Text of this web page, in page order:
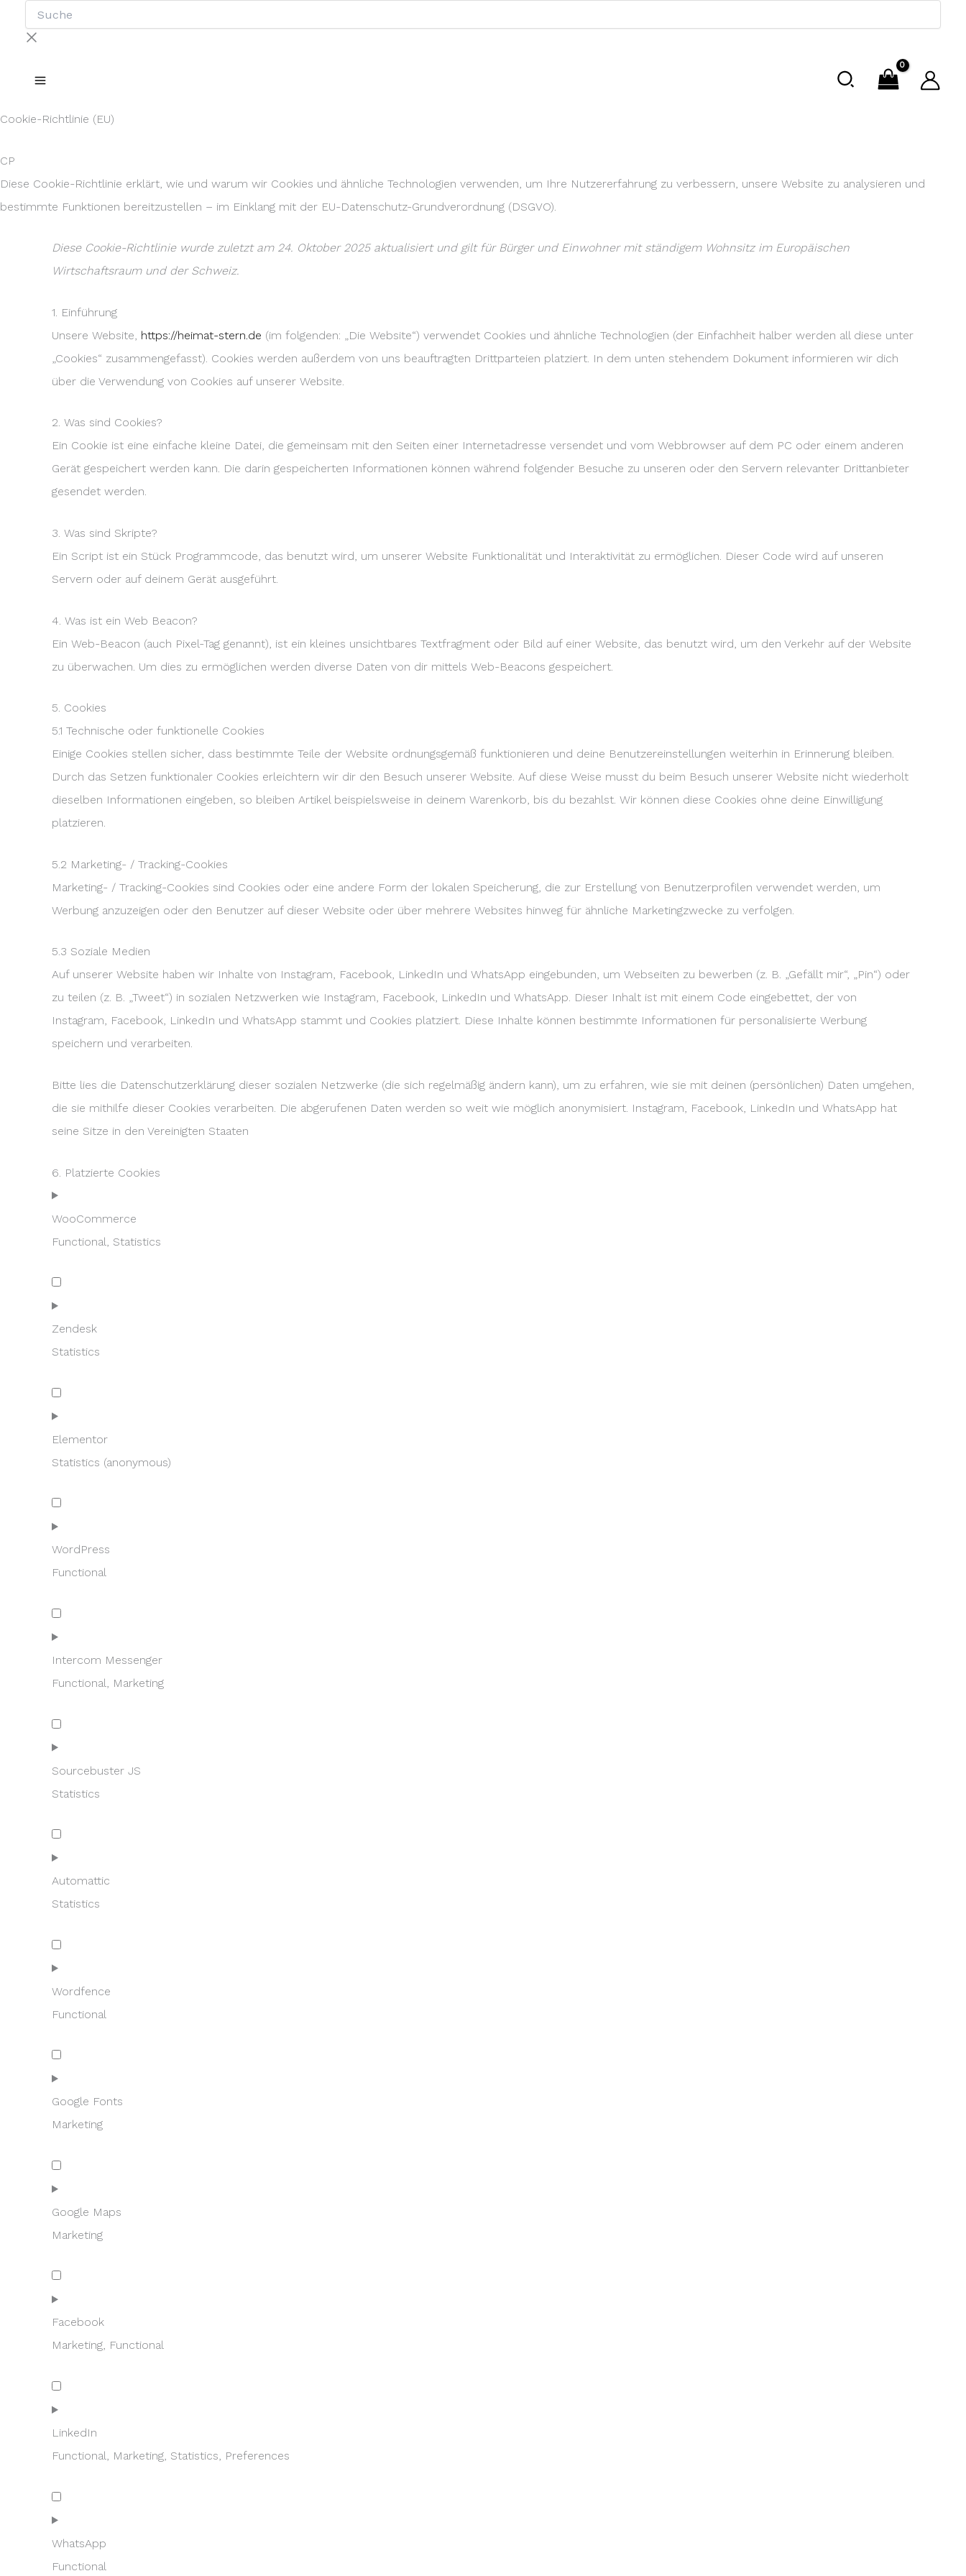
Inhalt
Cookie-Richtlinie (EU)
CP
Diese Cookie-Richtlinie erklärt, wie und warum wir Cookies und ähnliche Technologien verwenden, um Ihre Nutzererfahrung zu verbessern, unsere Website zu analysieren und
bestimmte Funktionen bereitzustellen – im Einklang mit der EU-Datenschutz-Grundverordnung (DSGVO).
Diese Cookie-Richtlinie wurde zuletzt am 24. Oktober 2025 aktualisiert und gilt für Bürger und Einwohner mit ständigem Wohnsitz im Europäischen
Wirtschaftsraum und der Schweiz.
1. Einführung
Unsere Website, https://heimat-stern.de (im folgenden: „Die Website“) verwendet Cookies und ähnliche Technologien (der Einfachheit halber werden all diese unter
„Cookies“ zusammengefasst). Cookies werden außerdem von uns beauftragten Drittparteien platziert. In dem unten stehendem Dokument informieren wir dich
über die Verwendung von Cookies auf unserer Website.
2. Was sind Cookies?
Ein Cookie ist eine einfache kleine Datei, die gemeinsam mit den Seiten einer Internetadresse versendet und vom Webbrowser auf dem PC oder einem anderen
Gerät gespeichert werden kann. Die darin gespeicherten Informationen können während folgender Besuche zu unseren oder den Servern relevanter Drittanbieter
gesendet werden.
3. Was sind Skripte?
Ein Script ist ein Stück Programmcode, das benutzt wird, um unserer Website Funktionalität und Interaktivität zu ermöglichen. Dieser Code wird auf unseren
Servern oder auf deinem Gerät ausgeführt.
4. Was ist ein Web Beacon?
Ein Web-Beacon (auch Pixel-Tag genannt), ist ein kleines unsichtbares Textfragment oder Bild auf einer Website, das benutzt wird, um den Verkehr auf der Website
zu überwachen. Um dies zu ermöglichen werden diverse Daten von dir mittels Web-Beacons gespeichert.
5. Cookies
5.1 Technische oder funktionelle Cookies
Einige Cookies stellen sicher, dass bestimmte Teile der Website ordnungsgemäß funktionieren und deine Benutzereinstellungen weiterhin in Erinnerung bleiben.
Durch das Setzen funktionaler Cookies erleichtern wir dir den Besuch unserer Website. Auf diese Weise musst du beim Besuch unserer Website nicht wiederholt
dieselben Informationen eingeben, so bleiben Artikel beispielsweise in deinem Warenkorb, bis du bezahlst. Wir können diese Cookies ohne deine Einwilligung
platzieren.
5.2 Marketing- / Tracking-Cookies
Marketing- / Tracking-Cookies sind Cookies oder eine andere Form der lokalen Speicherung, die zur Erstellung von Benutzerprofilen verwendet werden, um
Werbung anzuzeigen oder den Benutzer auf dieser Website oder über mehrere Websites hinweg für ähnliche Marketingzwecke zu verfolgen.
5.3 Soziale Medien
Auf unserer Website haben wir Inhalte von Instagram, Facebook, LinkedIn und WhatsApp eingebunden, um Webseiten zu bewerben (z. B. „Gefällt mir“, „Pin“) oder
zu teilen (z. B. „Tweet“) in sozialen Netzwerken wie Instagram, Facebook, LinkedIn und WhatsApp. Dieser Inhalt ist mit einem Code eingebettet, der von
Instagram, Facebook, LinkedIn und WhatsApp stammt und Cookies platziert. Diese Inhalte können bestimmte Informationen für personalisierte Werbung
speichern und verarbeiten.
Bitte lies die Datenschutzerklärung dieser sozialen Netzwerke (die sich regelmäßig ändern kann), um zu erfahren, wie sie mit deinen (persönlichen) Daten umgehen,
die sie mithilfe dieser Cookies verarbeiten. Die abgerufenen Daten werden so weit wie möglich anonymisiert. Instagram, Facebook, LinkedIn und WhatsApp hat
seine Sitze in den Vereinigten Staaten
6. Platzierte Cookies
WooCommerce
Functional, Statistics
Consent
service
Zendesk
Statistics
Consent
service
Elementor
Statistics (anonymous)
Consent
service
elementor
WordPress
Functional
Consent
service
Intercom Messenger
Functional, Marketing
Consent
service
messenger
Sourcebuster JS
Statistics
Consent
service
js
Automattic
Statistics
Consent
service
Wordfence
Functional
Consent
service
wordfence
Google Fonts
Marketing
Consent
service
fonts
Google Maps
Marketing
Consent
service
google-
maps
Facebook
Marketing, Functional
Consent
service
LinkedIn
Functional, Marketing, Statistics, Preferences
Consent
service
WhatsApp
Functional